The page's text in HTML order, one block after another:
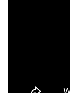
プライバシーポリシー